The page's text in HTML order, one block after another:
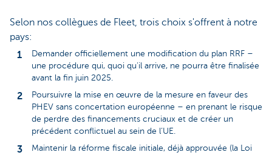
Selon nos collègues de Fleet, trois choix s'offrent à notre
pays:
Demander officiellement une modification du plan RRF –
une procédure qui, quoi qu'il arrive, ne pourra être finalisée
avant la fin juin 2025.
Poursuivre la mise en œuvre de la mesure en faveur des
PHEV sans concertation européenne – en prenant le risque
de perdre des financements cruciaux et de créer un
précédent conflictuel au sein de l’UE.
Maintenir la réforme fiscale initiale, déjà approuvée (la Loi